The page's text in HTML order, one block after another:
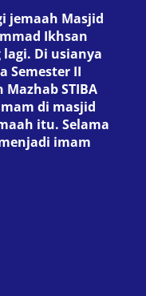
jemaah Masjid
Ikhsan
Di usianya
Semester II
STIBA
di masjid
itu. Selama
imam